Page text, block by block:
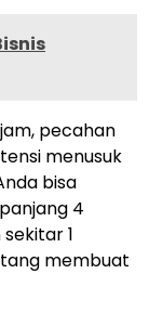
pecahan
menusuk
bisa
4
1
membuat